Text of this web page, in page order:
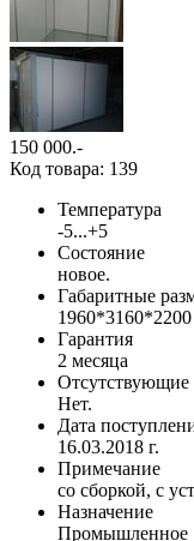
150 000.-
Код товара: 139
Температура
-5...+5
Состояние
новое.
Габаритные
Гарантия
2 месяца
Отсутствующие
Нет.
Дата
16.03.2018 г.
Примечание
со сборкой, с
Назначение
Промышленное